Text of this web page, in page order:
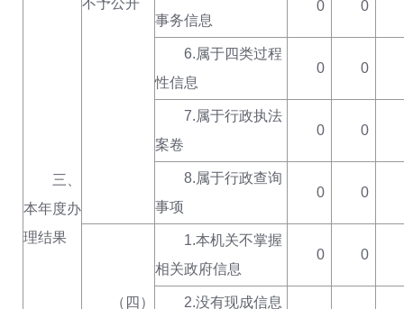
三、
本年度办
理结果
不予公开
事务信息
0 0
6.属于四类过程
性信息
0 0
7.属于行政执法
案卷
0 0
8.属于行政查询
事项
0 0
（四）
1.本机关不掌握
相关政府信息
0 0
2.没有现成信息